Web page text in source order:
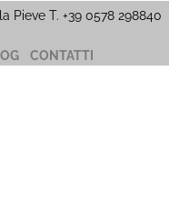
Pieve T. +39 0578 298840
CONTATTI